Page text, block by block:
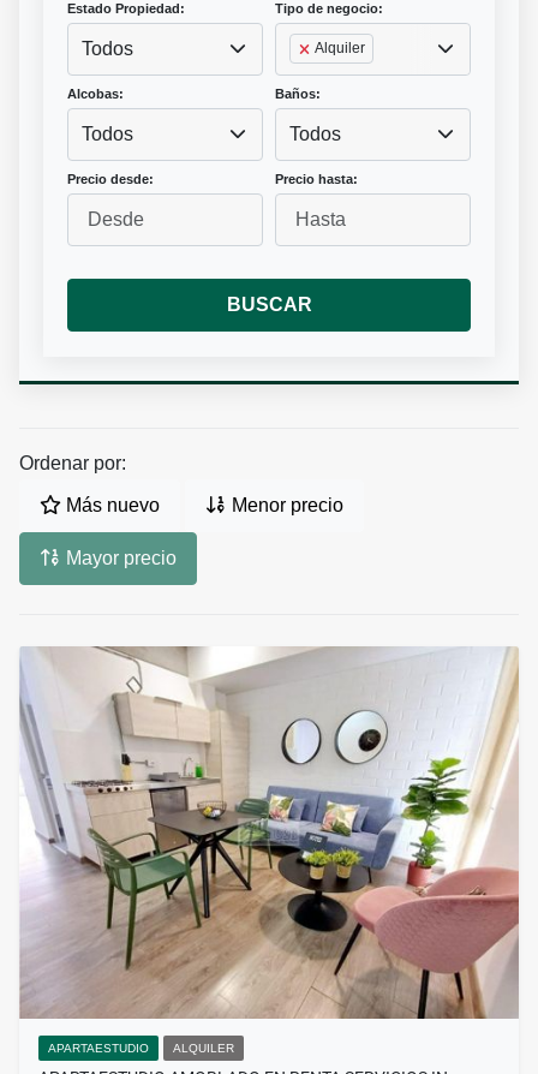
Estado Propiedad:
Todos
Tipo de negocio:
Alquiler
Alcobas:
Todos
Baños:
Todos
Precio desde: Precio hasta:
BUSCAR
Ordenar por:
Más nuevo Menor precio
Mayor precio
APARTAESTUDIO ALQUILER